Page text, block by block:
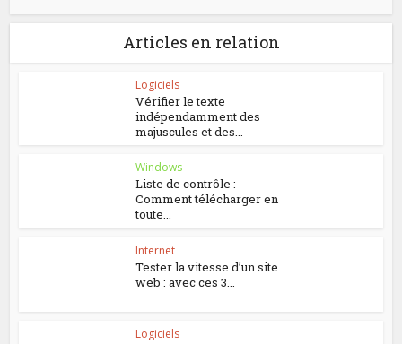
Articles en relation
Logiciels
Vérifier le texte
indépendamment des
majuscules et des...
Windows
Liste de contrôle :
Comment télécharger en
toute...
Internet
Tester la vitesse d’un site
web : avec ces 3...
Logiciels